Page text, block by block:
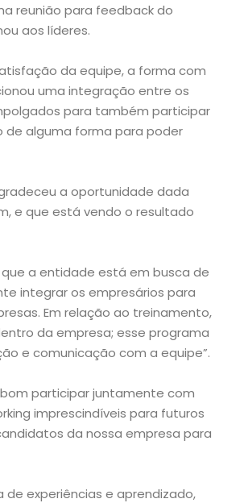
reunião para feedback do
aos líderes.
da equipe, a forma com
uma integração entre os
para também participar
alguma forma para poder
a oportunidade dada
e que está vendo o resultado
que a entidade está em busca de
integrar os empresários para
Em relação ao treinamento,
da empresa; esse programa
e comunicação com a equipe”.
bom participar juntamente com
imprescindíveis para futuros
da nossa empresa para
de experiências e aprendizado,